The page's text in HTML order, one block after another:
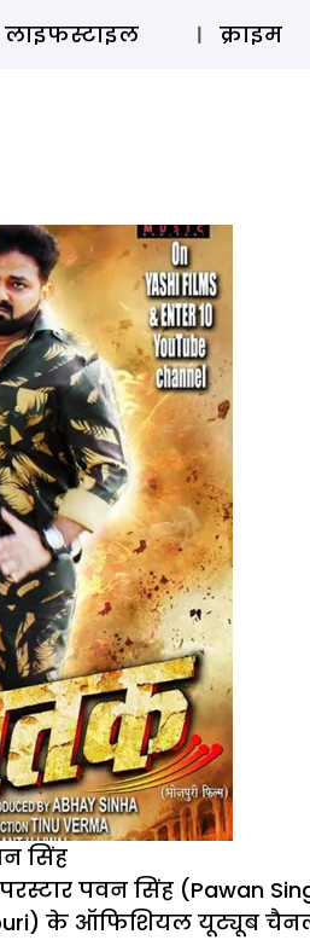
लाइफस्टाइल क्राइम
सिंह
पवन सिंह (Pawan
के ऑफिशियल यूट्यूब